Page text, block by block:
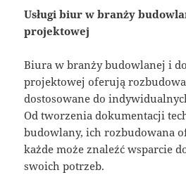
Usługi biur w branży
projektowej
Biura w branży budowlanej i
projektowej oferują
dostosowane do
Od tworzenia dokumentacji
budowlany, ich rozbudowana
każde może znaleźć wsparcie
swoich potrzeb.